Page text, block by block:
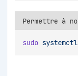
Permettre à
sudo systemctl